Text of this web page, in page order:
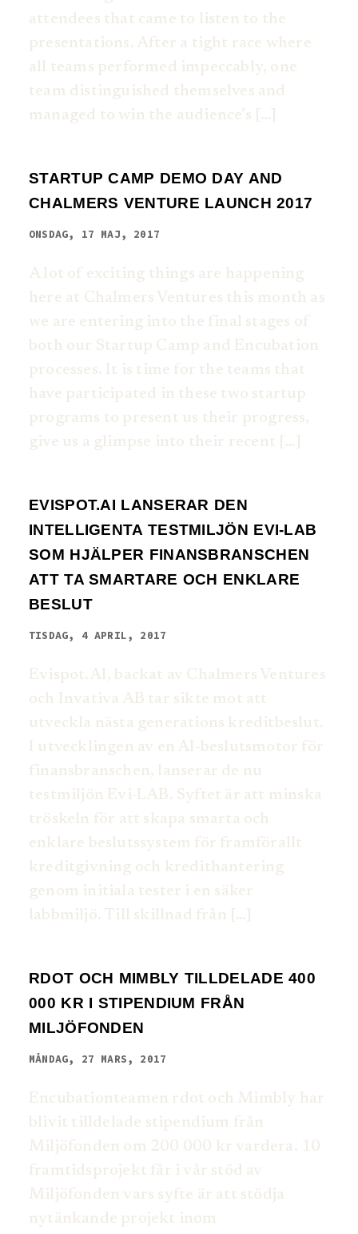
attendees that came to listen to the
presentations. After a tight race where
all teams performed impeccably, one
team distinguished themselves and
managed to win the audience’s […]
STARTUP CAMP DEMO DAY AND
CHALMERS VENTURE LAUNCH 2017
ONSDAG, 17 MAJ, 2017
A lot of exciting things are happening
here at Chalmers Ventures this month as
we are entering into the final stages of
both our Startup Camp and Encubation
processes. It is time for the teams that
have participated in these two startup
programs to present us their progress,
give us a glimpse into their recent […]
EVISPOT.AI LANSERAR DEN
INTELLIGENTA TESTMILJÖN EVI-LAB
SOM HJÄLPER FINANSBRANSCHEN
ATT TA SMARTARE OCH ENKLARE
BESLUT
TISDAG, 4 APRIL, 2017
Evispot.AI, backat av Chalmers Ventures
och Invativa AB tar sikte mot att
utveckla nästa generations kreditbeslut.
I utvecklingen av en AI-beslutsmotor för
finansbranschen, lanserar de nu
testmiljön Evi-LAB. Syftet är att minska
tröskeln för att skapa smarta och
enklare beslutssystem för framförallt
kreditgivning och kredithantering
genom initiala tester i en säker
labbmiljö. Till skillnad från […]
RDOT OCH MIMBLY TILLDELADE 400
000 KR I STIPENDIUM FRÅN
MILJÖFONDEN
MÅNDAG, 27 MARS, 2017
Encubationteamen rdot och Mimbly har
blivit tilldelade stipendium från
Miljöfonden om 200 000 kr vardera. 10
framtidsprojekt får i vår stöd av
Miljöfonden vars syfte är att stödja
nytänkande projekt inom